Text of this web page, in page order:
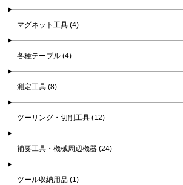
マグネット工具 (4)
各種テーブル (4)
測定工具 (8)
ツーリング・切削工具 (12)
補要工具・機械周辺機器 (24)
ツール収納用品 (1)